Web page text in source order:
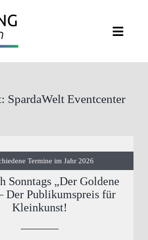
Toggle
VERANSTALTUNGEN
NEWSLETTER
KONTAKT
SpardaWelt Eventcenter
Termine im Jahr 2026
Sonntags „Der Goldene
Der Publikumspreis für
Kleinkunst!